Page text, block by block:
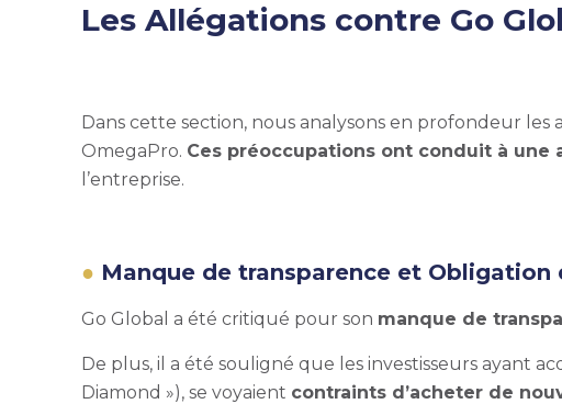
Les Allégations contre Go
Dans cette section, nous analysons en profondeur
OmegaPro. Ces préoccupations ont conduit à une
l’entreprise.
Manque de transparence et Obligation
Go Global a été critiqué pour son manque de
De plus, il a été souligné que les investisseurs ayant
Diamond »), se voyaient contraints d’acheter de